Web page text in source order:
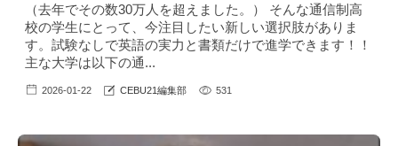
（去年でその数30万人を超えました。） そんな通信制高
校の学生にとって、今注目したい新しい選択肢がありま
す。試験なしで英語の実力と書類だけで進学できます！！
主な大学は以下の通...
2026-01-22 CEBU21編集部 531